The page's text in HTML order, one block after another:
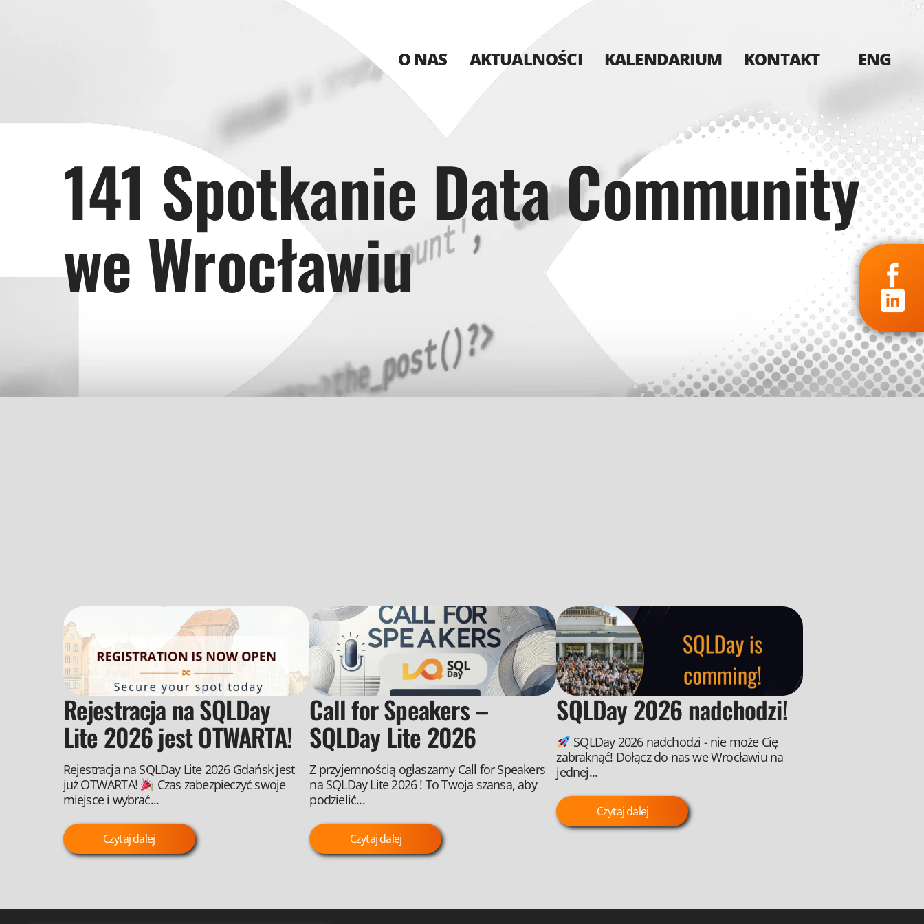
O NAS AKTUALNOŚCI KALENDARIUM KONTAKT ENG
141 Spotkanie Data Community
we Wrocławiu
Rejestracja na SQLDay
Lite 2026 jest OTWARTA!
Rejestracja na SQLDay Lite 2026 Gdańsk jest
już OTWARTA!
Czas zabezpieczyć swoje
miejsce i wybrać...
Czytaj dalej
Call for Speakers –
SQLDay Lite 2026
Z przyjemnością ogłaszamy Call for Speakers
na SQLDay Lite 2026 ! To Twoja szansa, aby
podzielić...
Czytaj dalej
SQLDay 2026 nadchodzi!
SQLDay 2026 nadchodzi - nie może Cię
zabraknąć! Dołącz do nas we Wrocławiu na
jednej...
Czytaj dalej